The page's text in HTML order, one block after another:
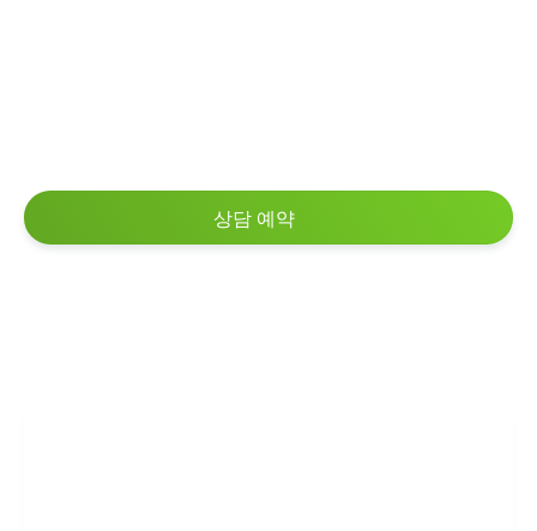
상담 예약